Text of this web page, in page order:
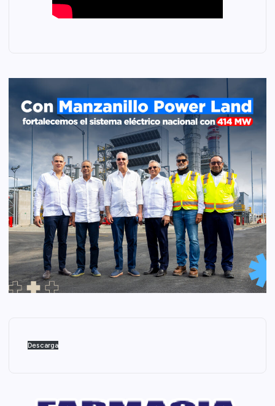
Descarga